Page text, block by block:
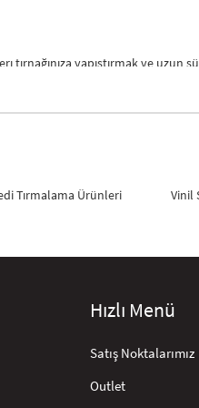
yapıştırmak ve uzun
desenler oldukça popülerdir.
Tırmalama Ürünleri Vinil
Hızlı Menü
Satış Noktalarımız
Outlet